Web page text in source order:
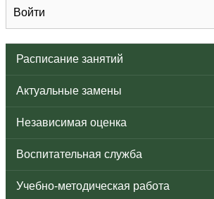
Войти
Расписание занятий
Актуальные замены
Независимая оценка
Воспитательная служба
Учебно-методическая работа